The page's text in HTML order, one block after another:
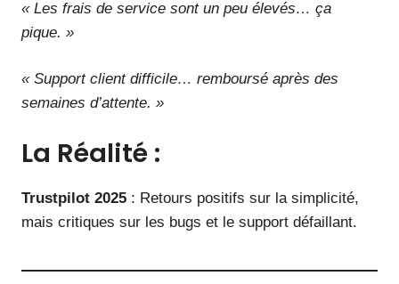
« Les frais de service sont un peu élevés… ça
pique. »
« Support client difficile… remboursé après des
semaines d’attente. »
La Réalité :
Trustpilot 2025 : Retours positifs sur la simplicité,
mais critiques sur les bugs et le support défaillant.